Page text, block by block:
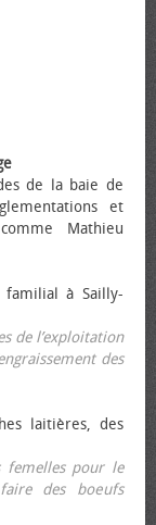
de la baie de
et
Mathieu
à Sailly-
de l’exploitation
des
laitières, des
femelles pour le
des bœufs